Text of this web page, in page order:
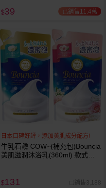
$39 已銷售11.4萬
日本口碑好評，添加美肌成分配方!
牛乳石鹼 COW~(補充包)Bouncia
美肌滋潤沐浴乳(360ml) 款式可
$131 已銷售3,188